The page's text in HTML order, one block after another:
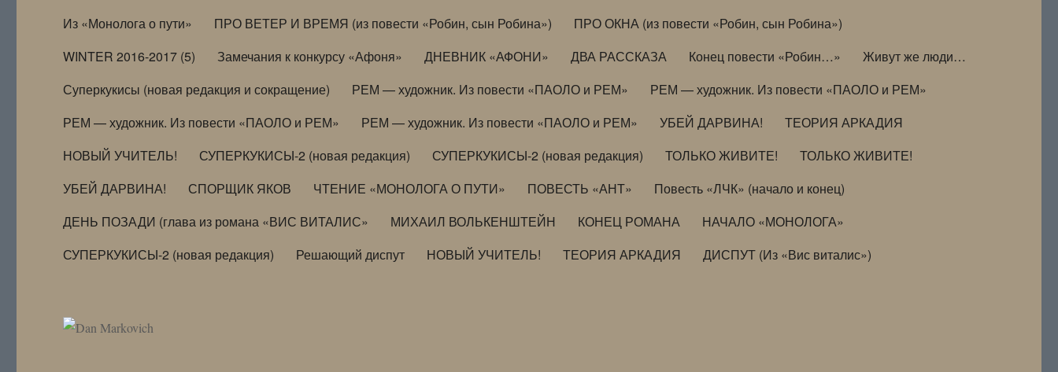
Из «Монолога о пути»
ПРО ВЕТЕР И ВРЕМЯ (из повести «Робин, сын Робина»)
ПРО ОКНА (из повести «Робин, сын Робина»)
WINTER 2016-2017 (5)
Замечания к конкурсу «Афоня» ДНЕВНИК «АФОНИ» ДВА РАССКАЗА Конец повести «Робин…»
Живут же люди…
Суперкукисы (новая редакция и сокращение)
РЕМ — художник. Из повести «ПАОЛО и РЕМ»
РЕМ — художник. Из повести «ПАОЛО и РЕМ»
РЕМ — художник. Из повести «ПАОЛО и РЕМ»
РЕМ — художник. Из повести «ПАОЛО и РЕМ» УБЕЙ ДАРВИНА!
ТЕОРИЯ АРКАДИЯ
НОВЫЙ УЧИТЕЛЬ!
СУПЕРКУКИСЫ-2 (новая редакция) СУПЕРКУКИСЫ-2 (новая редакция) ТОЛЬКО ЖИВИТЕ!
ТОЛЬКО ЖИВИТЕ!
УБЕЙ ДАРВИНА!
СПОРЩИК ЯКОВ ЧТЕНИЕ «МОНОЛОГА О ПУТИ» ПОВЕСТЬ «АНТ»
Повесть «ЛЧК» (начало и конец)
ДЕНЬ ПОЗАДИ (глава из романа «ВИС ВИТАЛИС»
МИХАИЛ ВОЛЬКЕНШТЕЙН КОНЕЦ РОМАНА
НАЧАЛО «МОНОЛОГА»
СУПЕРКУКИСЫ-2 (новая редакция)
Решающий диспут НОВЫЙ УЧИТЕЛЬ! ТЕОРИЯ АРКАДИЯ ДИСПУТ (Из «Вис виталис»)